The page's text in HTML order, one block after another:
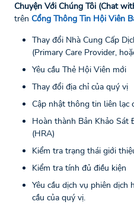
Chuyện Với Chúng Tôi (Chat
trên Cổng Thông Tin Hội Viên
Thay đổi Nhà Cung Cấp
(Primary Care Provider,
Yêu cầu Thẻ Hội Viên mới
Thay đổi địa chỉ của quý vị
Cập nhật thông tin liên lạc
Hoàn thành Bản Khảo Sát
(HRA)
Kiểm tra trạng thái giới
Kiểm tra tính đủ điều kiện
Yêu cầu dịch vụ phiên dịch
cầu của quý vị.